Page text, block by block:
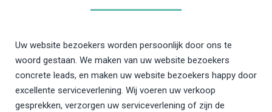
Uw website bezoekers worden persoonlijk door ons te
woord gestaan. We maken van uw website bezoekers
concrete leads, en maken uw website bezoekers happy door
excellente serviceverlening. Wij voeren uw verkoop
gesprekken, verzorgen uw serviceverlening of zijn de